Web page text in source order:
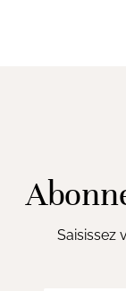
Saisissez